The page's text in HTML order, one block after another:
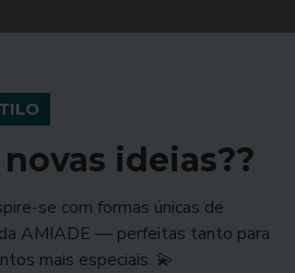
ideias??
se com formas únicas de
AMIADE — perfeitas tanto para
mais especiais. 💫